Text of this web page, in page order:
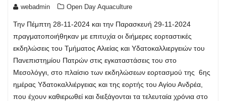
webadmin Open Day Aquaculture
Την Πέμπτη 28-11-2024 και την Παρασκευή 29-11-2024
πραγματοποιήθηκαν με επιτυχία οι διήμερες εορταστικές
εκδηλώσεις του Τμήματος Αλιείας και Υδατοκαλλιεργειών του
Πανεπιστημίου Πατρών στις εγκαταστάσεις του στο
Μεσολόγγι, στο πλαίσιο των εκδηλώσεων εορτασμού της 6ης
ημέρας Υδατοκαλλιέργειας και της εορτής του Αγίου Ανδρέα,
που έχουν καθιερωθεί και διεξάγονται τα τελευταία χρόνια στο